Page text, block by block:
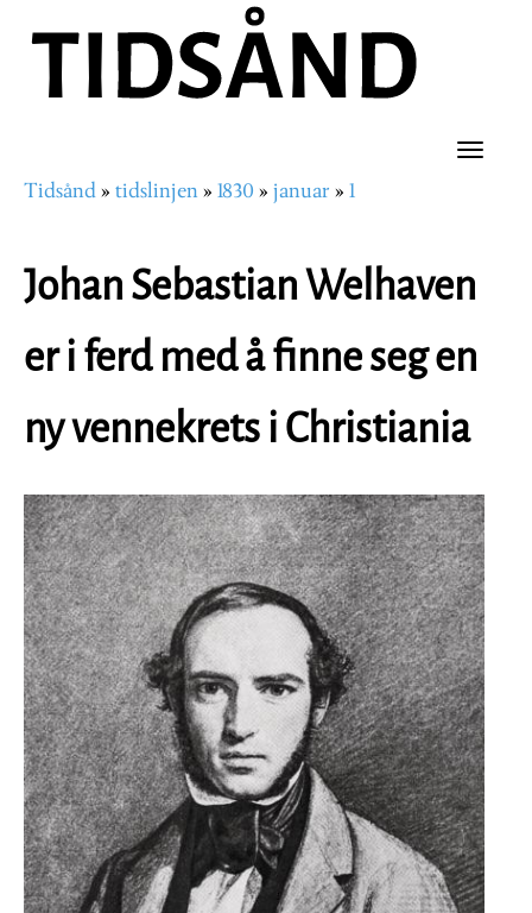
hovedinnhold
Toggle
Navigasjonssti
Tidsånd tidslinjen 1830 januar 1
Johan Sebastian Welhaven
er i ferd med å finne seg en
ny vennekrets i Christiania
Image